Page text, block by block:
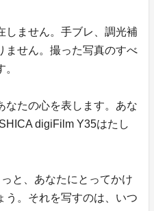
しません。手ブレ、調光補
ません。撮った写真のすべ
なたの心を表します。あな
digiFilm Y35はたし
と、あなたにとってかけ
う。それを写すのは、いつ